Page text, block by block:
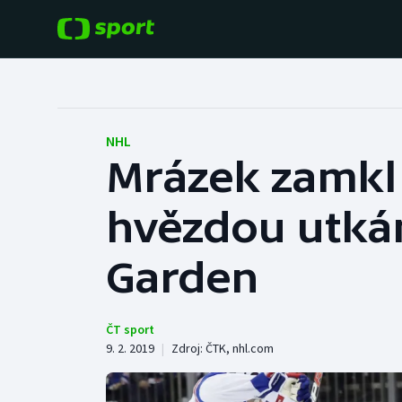
Hokej
Tenis
Atletika
Baseball a softbal
Basketbal
NHL
Mrázek
hvězdou
Garden
ČT sport
9. 2. 2019 | Zdroj: ČTK, nhl.com